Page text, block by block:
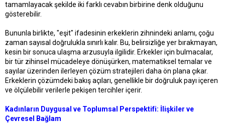
tamamlayacak şekilde iki farklı cevabın birbirine denk olduğunu
gösterebilir.
Bununla birlikte, "eşit" ifadesinin erkeklerin zihnindeki anlamı, çoğu
zaman sayısal doğrulukla sınırlı kalır. Bu, belirsizliğe yer bırakmayan,
kesin bir sonuca ulaşma arzusuyla ilgilidir. Erkekler için bulmacalar,
bir tür zihinsel mücadeleye dönüşürken, matematiksel temalar ve
sayılar üzerinden ilerleyen çözüm stratejileri daha ön plana çıkar.
Erkeklerin çözümdeki bakış açıları, genellikle bir doğruluk payı içeren
ve ölçülebilir verilerle pekişen tercihler içerir.
Kadınların Duygusal ve Toplumsal Perspektifi: İlişkiler ve
Çevresel Bağlam